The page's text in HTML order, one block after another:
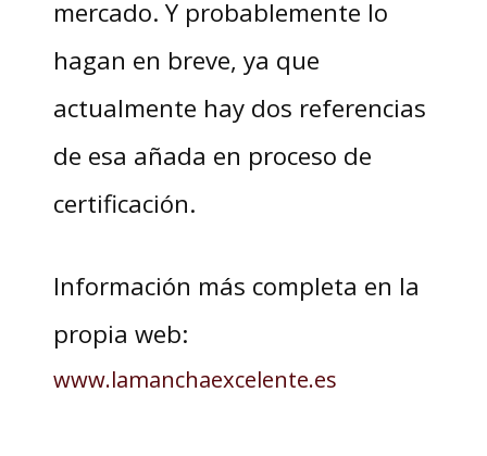
mercado. Y probablemente lo
hagan en breve, ya que
actualmente hay dos referencias
de esa añada en proceso de
certificación.
Información más completa en la
propia web:
www.lamanchaexcelente.es